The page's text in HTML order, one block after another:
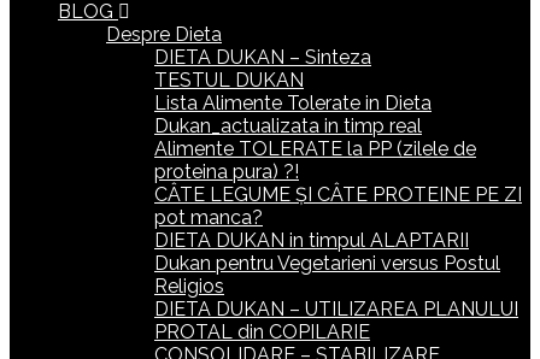
BLOG
Despre Dieta
DIETA DUKAN – Sinteza
TESTUL DUKAN
Lista Alimente Tolerate in Dieta
Dukan_actualizata in timp real
Alimente TOLERATE la PP (zilele de
proteina pura) ?!
CÂTE LEGUME ȘI CÂTE PROTEINE PE ZI
pot manca?
DIETA DUKAN in timpul ALAPTARII
Dukan pentru Vegetarieni versus Postul
Religios
DIETA DUKAN – UTILIZAREA PLANULUI
PROTAL din COPILARIE